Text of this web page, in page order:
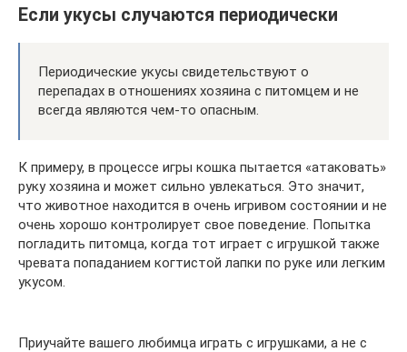
Если укусы случаются периодически
Периодические укусы свидетельствуют о
перепадах в отношениях хозяина с питомцем и не
всегда являются чем-то опасным.
К примеру, в процессе игры кошка пытается «атаковать»
руку хозяина и может сильно увлекаться. Это значит,
что животное находится в очень игривом состоянии и не
очень хорошо контролирует свое поведение. Попытка
погладить питомца, когда тот играет с игрушкой также
чревата попаданием когтистой лапки по руке или легким
укусом.
Приучайте вашего любимца играть с игрушками, а не с